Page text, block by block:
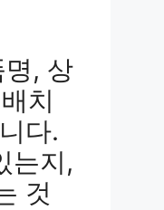
, 상
치
다.
는지,
것